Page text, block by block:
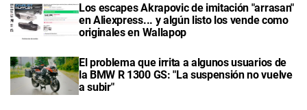
Los escapes Akrapovic de imitación "arrasan"
en Aliexpress... y algún listo los vende como
originales en Wallapop
El problema que irrita a algunos usuarios de
la BMW R 1300 GS: "La suspensión no vuelve
a subir"